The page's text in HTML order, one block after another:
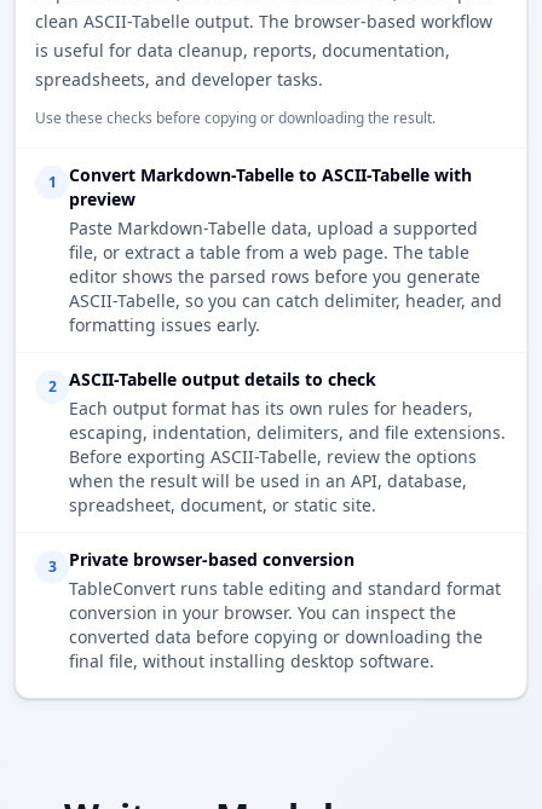
clean ASCII-Tabelle output. The browser-based workflow
is useful for data cleanup, reports, documentation,
spreadsheets, and developer tasks.
Use these checks before copying or downloading the result.
1
Convert Markdown-Tabelle to ASCII-Tabelle with
preview
Paste Markdown-Tabelle data, upload a supported
file, or extract a table from a web page. The table
editor shows the parsed rows before you generate
ASCII-Tabelle, so you can catch delimiter, header, and
formatting issues early.
2
ASCII-Tabelle output details to check
Each output format has its own rules for headers,
escaping, indentation, delimiters, and file extensions.
Before exporting ASCII-Tabelle, review the options
when the result will be used in an API, database,
spreadsheet, document, or static site.
3
Private browser-based conversion
TableConvert runs table editing and standard format
conversion in your browser. You can inspect the
converted data before copying or downloading the
final file, without installing desktop software.